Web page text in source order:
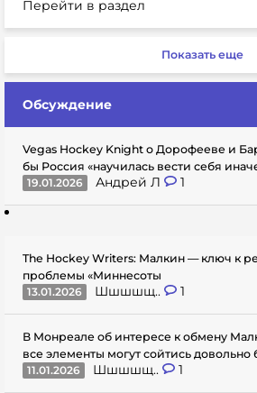
Перейти в раздел
Показать еще
Обсуждение
Vegas Hockey Knight о Дорофееве и
бы Россия «научилась вести себя
19.01.2026
Андрей Л 1
The Hockey Writers: Малкин — ключ к
проблемы «Миннесоты
13.01.2026
Шшшшщ.. 1
В Монреале об интересе к обмену
все элементы могут сойтись довольно
11.01.2026
Шшшшщ.. 1